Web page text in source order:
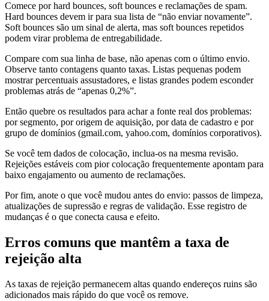
Comece por hard bounces, soft bounces e reclamações de spam.
Hard bounces devem ir para sua lista de “não enviar novamente”.
Soft bounces são um sinal de alerta, mas soft bounces repetidos
podem virar problema de entregabilidade.
Compare com sua linha de base, não apenas com o último envio.
Observe tanto contagens quanto taxas. Listas pequenas podem
mostrar percentuais assustadores, e listas grandes podem esconder
problemas atrás de “apenas 0,2%”.
Então quebre os resultados para achar a fonte real dos problemas:
por segmento, por origem de aquisição, por data de cadastro e por
grupo de domínios (gmail.com, yahoo.com, domínios corporativos).
Se você tem dados de colocação, inclua-os na mesma revisão.
Rejeições estáveis com pior colocação frequentemente apontam para
baixo engajamento ou aumento de reclamações.
Por fim, anote o que você mudou antes do envio: passos de limpeza,
atualizações de supressão e regras de validação. Esse registro de
mudanças é o que conecta causa e efeito.
Erros comuns que mantêm a taxa de
rejeição alta
As taxas de rejeição permanecem altas quando endereços ruins são
adicionados mais rápido do que você os remove.